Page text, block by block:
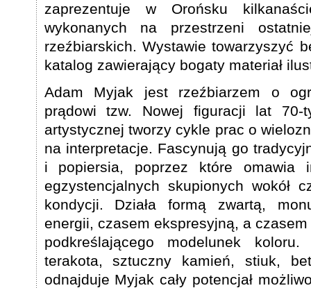
zaprezentuje w Orońsku
wykonanych na przestrzeni
rzeźbiarskich. Wystawie towarzyszyć
katalog zawierający bogaty materiał
Adam Myjak jest rzeźbiarzem o
prądowi tzw. Nowej figuracji lat
artystycznej tworzy cykle prac o
na interpretacje. Fascynują go
i popiersia, poprzez które omawia
egzystencjalnych skupionych wokół
kondycji. Działa formą zwartą,
energii, czasem ekspresyjną, a
podkreślającego modelunek
terakota, sztuczny kamień, stiuk,
odnajduje Myjak cały potencjał